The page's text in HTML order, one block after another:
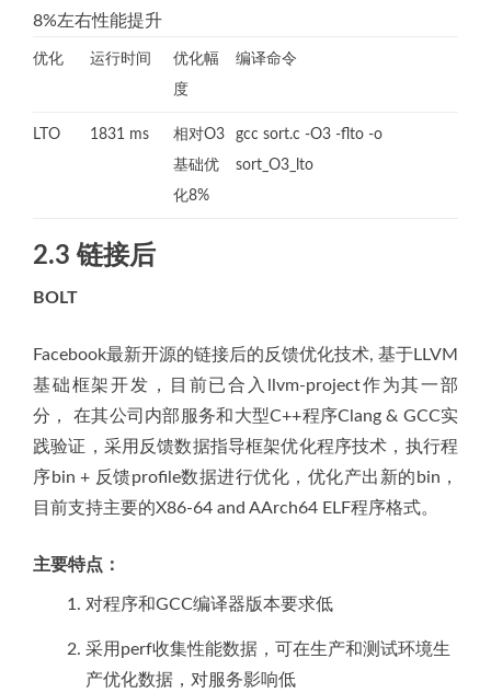
8%左右性能提升
优化 运行时间
优化幅
度
编译命令
LTO 1831 ms
相对O3
基础优
化8%
gcc sort.c -O3 -flto -o
sort_O3_lto
2.3 链接后
BOLT
Facebook最新开源的链接后的反馈优化技术, 基于LLVM
基础框架开发，目前已合入llvm-project作为其一部
分， 在其公司内部服务和大型C++程序Clang & GCC实
践验证，采用反馈数据指导框架优化程序技术，执行程
序bin + 反馈profile数据进行优化，优化产出新的bin，
目前支持主要的X86-64 and AArch64 ELF程序格式。
主要特点：
对程序和GCC编译器版本要求低
采用perf收集性能数据，可在生产和测试环境生
产优化数据，对服务影响低